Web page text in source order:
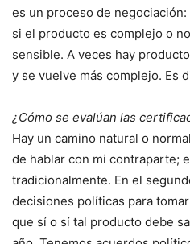
es un proceso de
si el producto es complejo o
sensible. A veces hay
y se vuelve más complejo. Es
¿Cómo se evalúan las
Hay un camino natural o
de hablar con mi contraparte;
tradicionalmente. En el
decisiones políticas para
que sí o sí tal producto debe